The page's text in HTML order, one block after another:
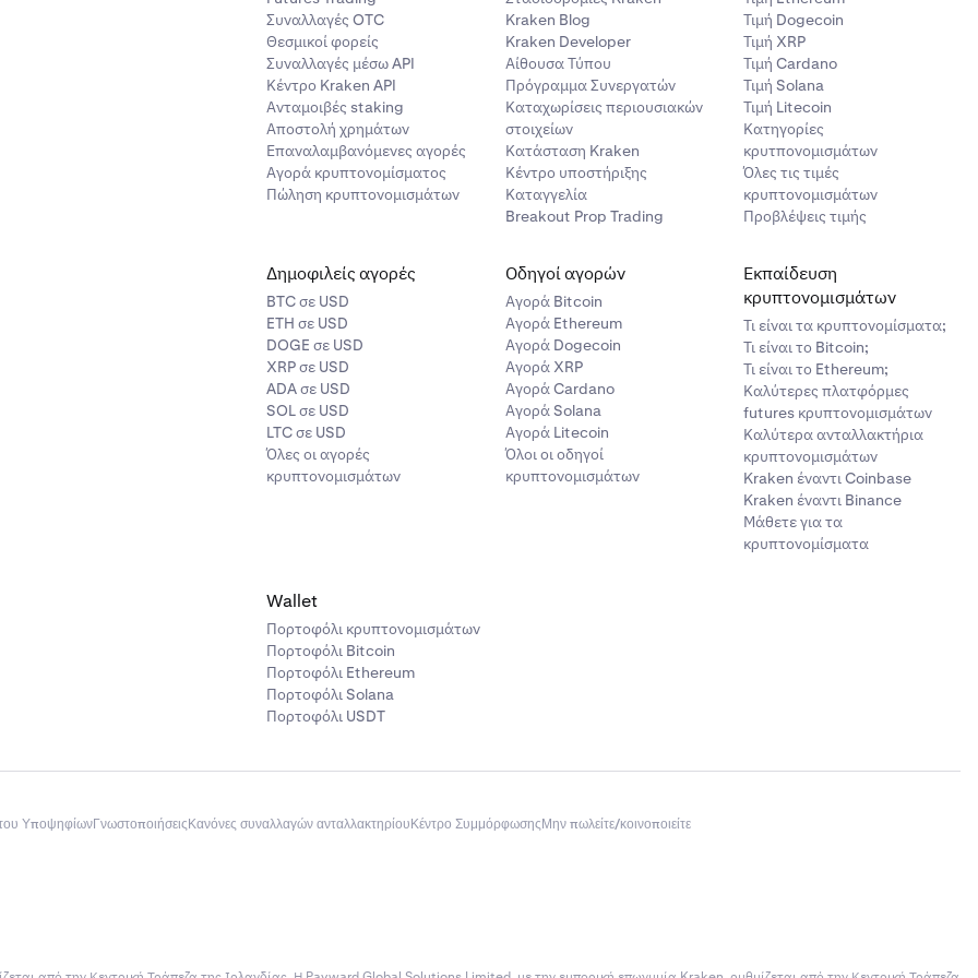
μπορείτε τώρα να κάνετε κλικ στο κουμπί
Εκκίνησης.
το Bitcoin στην εφαρμογή πορτοφολιού Lightning!
Συναλλαγές OTC
Θεσμικοί φορείς
Συναλλαγές μέσω API
Κέντρο Kraken API
Ανταμοιβές staking
Αποστολή χρημάτων
Επαναλαμβανόμενες αγορές
Αγορά κρυπτονομίσματος
Πώληση κρυπτονομισμάτων
Kraken Blog
Kraken Developer
Αίθουσα Τύπου
Πρόγραμμα Συνεργατών
Καταχωρίσεις περιουσιακών
στοιχείων
Κατάσταση Kraken
Κέντρο υποστήριξης
Καταγγελία
Breakout Prop Trading
Τιμή Dogecoin
Τιμή XRP
Τιμή Cardano
Τιμή Solana
Τιμή Litecoin
Κατηγορίες
κρυτπονομισμάτων
Όλες τις τιμές
κρυπτονομισμάτων
Προβλέψεις τιμής
Δημοφιλείς αγορές
BTC σε USD
ETH σε USD
DOGE σε USD
XRP σε USD
ADA σε USD
SOL σε USD
LTC σε USD
Όλες οι αγορές
κρυπτονομισμάτων
Οδηγοί αγορών
Αγορά Bitcoin
Αγορά Ethereum
Αγορά Dogecoin
Αγορά XRP
Αγορά Cardano
Αγορά Solana
Αγορά Litecoin
Όλοι οι οδηγοί
κρυπτονομισμάτων
Εκπαίδευση
κρυπτονομισμάτων
Τι είναι τα κρυπτονομίσματα;
Τι είναι το Bitcoin;
Τι είναι το Ethereum;
Καλύτερες πλατφόρμες
futures κρυπτονομισμάτων
Καλύτερα ανταλλακτήρια
κρυπτονομισμάτων
Kraken έναντι Coinbase
Kraken έναντι Binance
Μάθετε για τα
κρυπτονομίσματα
Wallet
Πορτοφόλι κρυπτονομισμάτων
Πορτοφόλι Bitcoin
Πορτοφόλι Ethereum
Πορτοφόλι Solana
Πορτοφόλι USDT
ΥποψηφίωνΓνωστοποιήσειςΚανόνες συναλλαγών ανταλλακτηρίουΚέντρο ΣυμμόρφωσηςΜην πωλείτε/κοινοποιείτε